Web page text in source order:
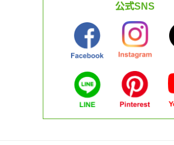
公式SNS